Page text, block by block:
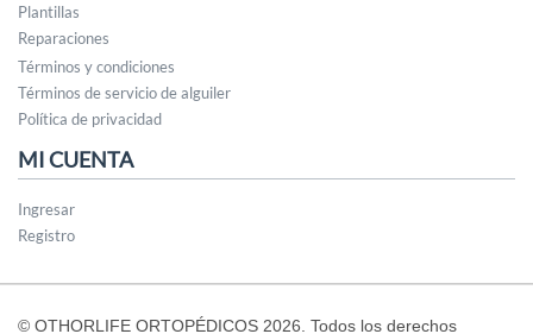
Plantillas
Reparaciones
Términos y condiciones
Términos de servicio de alguiler
Política de privacidad
MI CUENTA
Ingresar
Registro
© OTHORLIFE ORTOPÉDICOS 2026. Todos los derechos